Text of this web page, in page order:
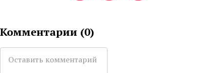
Комментарии (0)